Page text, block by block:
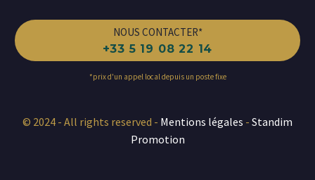
NOUS CONTACTER*
+33 5 19 08 22 14
*prix d'un appel local depuis un poste fixe
© 2024 - All rights reserved - Mentions légales - Standim
Promotion